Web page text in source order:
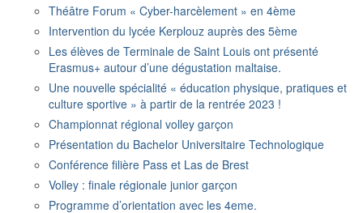
Théâtre Forum « Cyber-harcèlement » en 4ème
Intervention du lycée Kerplouz auprès des 5ème
Les élèves de Terminale de Saint Louis ont présenté
Erasmus+ autour d’une dégustation maltaise.
Une nouvelle spécialité « éducation physique, pratiques et
culture sportive » à partir de la rentrée 2023 !
Championnat régional volley garçon
Présentation du Bachelor Universitaire Technologique
Conférence filière Pass et Las de Brest
Volley : finale régionale junior garçon
Programme d’orientation avec les 4eme.